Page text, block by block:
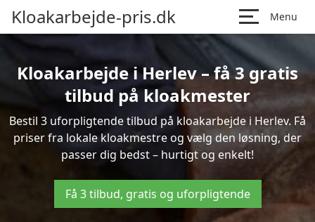
Kloakarbejde-pris.dk Menu
Kloakarbejde i Herlev – få 3 gratis
tilbud på kloakmester
Bestil 3 uforpligtende tilbud på kloakarbejde i Herlev. Få
priser fra lokale kloakmestre og vælg den løsning, der
passer dig bedst – hurtigt og enkelt!
Få 3 tilbud, gratis og uforpligtende